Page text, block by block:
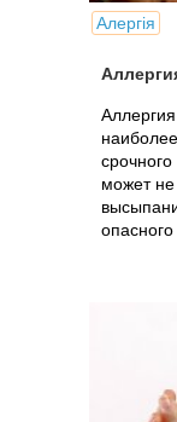
Алергія
может не